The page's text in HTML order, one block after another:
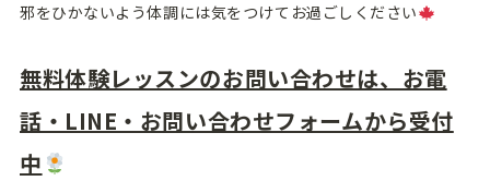
邪をひかないよう体調には気をつけてお過ごしください
無料体験レッスンのお問い合わせは、お電
話・LINE・お問い合わせフォームから受付
中